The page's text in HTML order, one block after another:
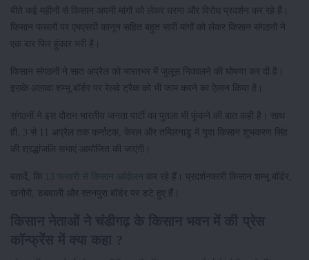
बीते कई महीनों से किसान अपनी मांगों को लेकर धरना और विरोध प्रदर्शन कर रहे हैं।
किसान फसलों पर एमएसपी कानून सहित बहुत सारी मांगों को लेकर किसान संगठनों ने
एक बार फिर हुंकार भरी है।
किसान संगठनों ने सात अप्रैल को भारतभर में जुलूस निकालने की घोषणा कर दी है।
इसके अलावा शम्भू बॉर्डर पर रेलवे ट्रैक को भी जाम करने का ऐलान किया है।
संगठनों ने इस दौरान भारतीय जनता पार्टी का पुतला भी फूंकने की बात कही है। साथ
ही, 3 से 11 अप्रैल तक कर्नाटक, केरल और तमिलनाडु में युवा किसान शुभकरण सिंह
की श्रद्धांजलि सभाएं आयोजित की जाएंगी।
बतादें, कि 13 फरवरी से किसान आंदोलन कर रहे हैं। प्रदर्शनकारी किसान शम्भू बॉर्डर,
खनौरी, डबवाली और रतनपुरा बॉर्डर पर डटे हुए हैं।